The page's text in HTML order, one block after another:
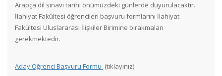
Arapça dil sınavı tarihi önümüzdeki günlerde duyurulacaktır.
İlahiyat Fakültesi öğrencileri başvuru formlarını İlahiyat
Fakültesi Uluslararası İlişkiler Birimine bırakmaları
gerekmektedir.
Aday Öğrenci Başvuru Formu (tıklayınız)